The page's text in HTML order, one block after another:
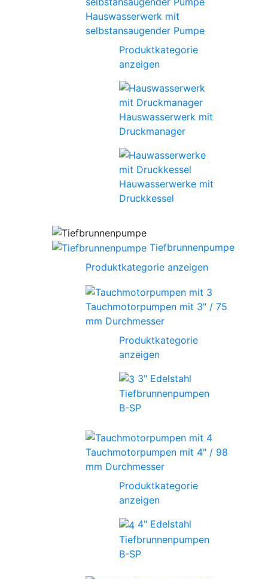
Hauswasserwerk mit
selbstansaugender Pumpe
Produktkategorie
anzeigen
Hauswasserwerk mit
Druckmanager
Hauwasserwerke mit
Druckkessel
Tiefbrunnenpumpe
Produktkategorie anzeigen
Tauchmotorpumpen mit 3" / 75
mm Durchmesser
Produktkategorie
anzeigen
3" Edelstahl
Tiefbrunnenpumpen
B-SP
Tauchmotorpumpen mit 4" / 98
mm Durchmesser
Produktkategorie
anzeigen
4" Edelstahl
Tiefbrunnenpumpen
B-SP